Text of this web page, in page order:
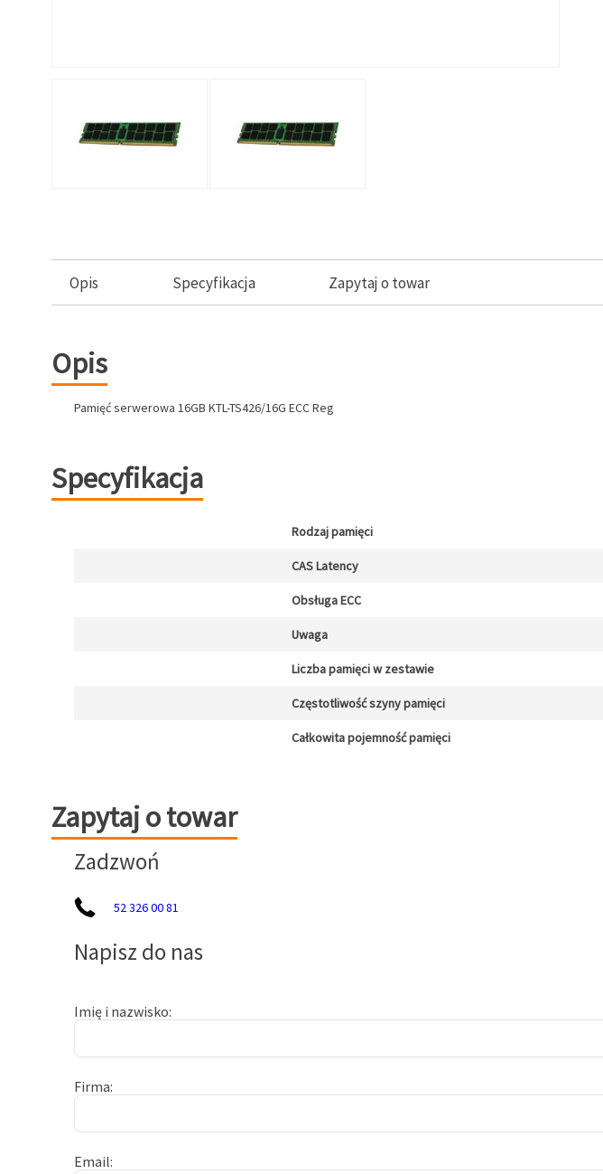
Opis Specyfikacja Zapytaj o towar
Opis
Pamięć serwerowa 16GB KTL-TS426/16G ECC Reg
Specyfikacja
Rodzaj pamięci
CAS Latency
Obsługa ECC
Uwaga
Liczba pamięci w zestawie
Częstotliwość szyny pamięci
Całkowita pojemność pamięci
Zapytaj o towar
Zapytaj o towar
Zadzwoń
52 326 00 81
Napisz do nas
Imię i nazwisko
Firma
Email